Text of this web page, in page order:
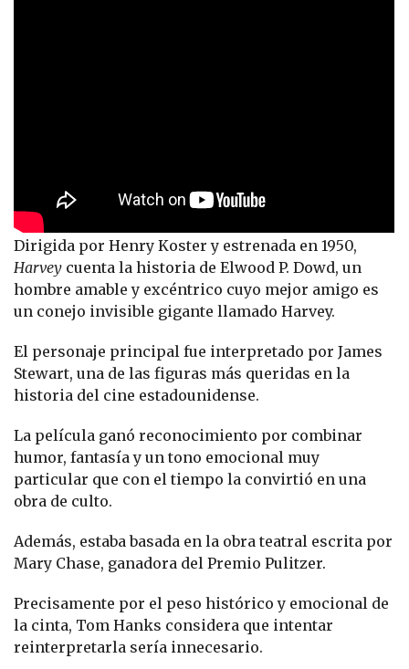
Dirigida por Henry Koster y estrenada en 1950,
Harvey cuenta la historia de Elwood P. Dowd, un
hombre amable y excéntrico cuyo mejor amigo es
un conejo invisible gigante llamado Harvey.
El personaje principal fue interpretado por James
Stewart, una de las figuras más queridas en la
historia del cine estadounidense.
La película ganó reconocimiento por combinar
humor, fantasía y un tono emocional muy
particular que con el tiempo la convirtió en una
obra de culto.
Además, estaba basada en la obra teatral escrita por
Mary Chase, ganadora del Premio Pulitzer.
Precisamente por el peso histórico y emocional de
la cinta, Tom Hanks considera que intentar
reinterpretarla sería innecesario.